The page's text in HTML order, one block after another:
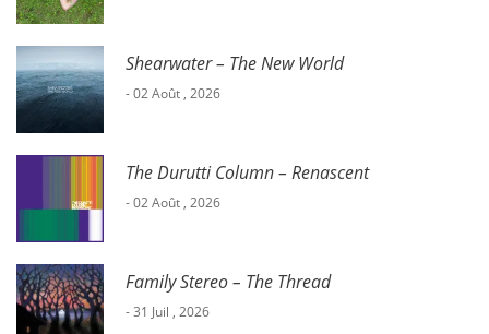
Shearwater – The New World
- 02 Août , 2026
The Durutti Column – Renascent
- 02 Août , 2026
Family Stereo – The Thread
- 31 Juil , 2026